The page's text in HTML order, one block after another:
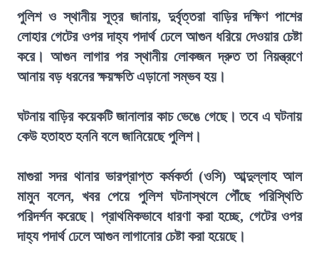
পুলিশ ও স্থানীয় সূত্র জানায়, দুর্বৃত্তরা বাড়ির দক্ষিণ পাশের
লোহার গেটের ওপর দাহ্য পদার্থ ঢেলে আগুন ধরিয়ে দেওয়ার চেষ্টা
করে। আগুন লাগার পর স্থানীয় লোকজন দ্রুত তা নিয়ন্ত্রণে
আনায় বড় ধরনের ক্ষয়ক্ষতি এড়ানো সম্ভব হয়।
ঘটনায় বাড়ির কয়েকটি জানালার কাচ ভেঙে গেছে। তবে এ ঘটনায়
কেউ হতাহত হননি বলে জানিয়েছে পুলিশ।
মাগুরা সদর থানার ভারপ্রাপ্ত কর্মকর্তা (ওসি) আব্দুল্লাহ আল
মামুন বলেন, খবর পেয়ে পুলিশ ঘটনাস্থলে পৌঁছে পরিস্থিতি
পরিদর্শন করেছে। প্রাথমিকভাবে ধারণা করা হচ্ছে, গেটের ওপর
দাহ্য পদার্থ ঢেলে আগুন লাগানোর চেষ্টা করা হয়েছে।